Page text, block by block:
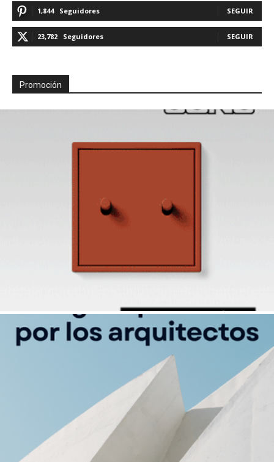
1,844 Seguidores SEGUIR
23,782 Seguidores SEGUIR
Promoción